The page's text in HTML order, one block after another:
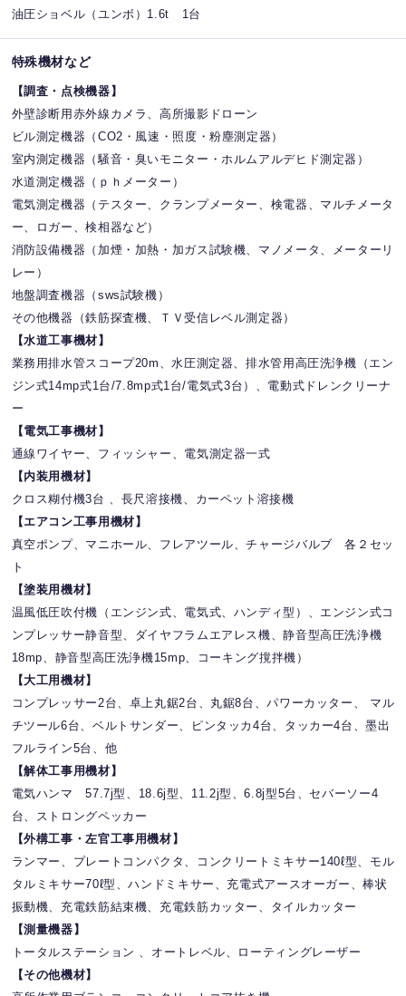
油圧ショベル（ユンボ）1.6t 1台
特殊機材など
【調査・点検機器】
外壁診断用赤外線カメラ、高所撮影ドローン
ビル測定機器（CO2・風速・照度・粉塵測定器）
室内測定機器（騒音・臭いモニター・ホルムアルデヒド測定器）
水道測定機器（ｐｈメーター）
電気測定機器（テスター、クランプメーター、検電器、マルチメータ
ー、ロガー、検相器など）
消防設備機器（加煙・加熱・加ガス試験機、マノメータ、メーターリ
レー）
地盤調査機器（sws試験機）
その他機器（鉄筋探査機、ＴＶ受信レベル測定器）
【水道工事機材】
業務用排水管スコープ20m、水圧測定器、排水管用高圧洗浄機（エン
ジン式14mp式1台/7.8mp式1台/電気式3台）、電動式ドレンクリーナ
ー
【電気工事機材】
通線ワイヤー、フィッシャー、電気測定器一式
【内装用機材】
クロス糊付機3台 、長尺溶接機、カーペット溶接機
【エアコン工事用機材】
真空ポンプ、マニホール、フレアツール、チャージバルブ 各２セッ
ト
【塗装用機材】
温風低圧吹付機（エンジン式、電気式、ハンディ型）、エンジン式コ
ンプレッサー静音型、ダイヤフラムエアレス機、静音型高圧洗浄機
18mp、静音型高圧洗浄機15mp、コーキング撹拌機）
【大工用機材】
コンプレッサー2台、卓上丸鋸2台、丸鋸8台、パワーカッター、 マル
チツール6台、ベルトサンダー、ピンタッカ4台、タッカー4台、墨出
フルライン5台、他
【解体工事用機材】
電気ハンマ 57.7j型、18.6j型、11.2j型、6.8j型5台、セバーソー4
台、ストロングペッカー
【外構工事・左官工事用機材】
ランマー、プレートコンパクタ、コンクリートミキサー140ℓ型、モル
タルミキサー70ℓ型、ハンドミキサー、充電式アースオーガー、棒状
振動機、充電鉄筋結束機、充電鉄筋カッター、タイルカッター
【測量機器】
トータルステーション 、オートレベル、ローティングレーザー
【その他機材】